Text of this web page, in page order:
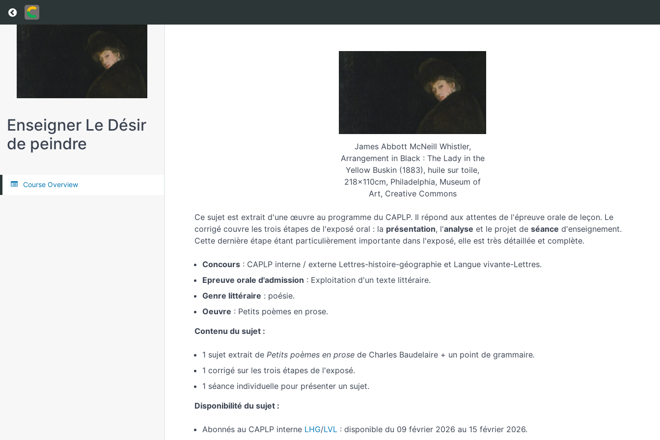
Return to all courses
Enseigner Le Désir
de peindre
Course Overview
James Abbott McNeill Whistler,
Arrangement in Black : The Lady in the
Yellow Buskin (1883), huile sur toile,
218x110cm, Philadelphia, Museum of
Art, Creative Commons
Ce sujet est extrait d'une œuvre au programme du CAPLP. Il répond aux attentes de l'épreuve orale de leçon. Le
corrigé couvre les trois étapes de l'exposé oral : la présentation, l'analyse et le projet de séance d'enseignement.
Cette dernière étape étant particulièrement importante dans l'exposé, elle est très détaillée et complète.
Concours : CAPLP interne / externe Lettres-histoire-géographie et Langue vivante-Lettres.
Epreuve orale d'admission : Exploitation d'un texte littéraire.
Genre littéraire : poésie.
Oeuvre : Petits poèmes en prose.
Contenu du sujet :
1 sujet extrait de Petits poèmes en prose de Charles Baudelaire + un point de grammaire.
1 corrigé sur les trois étapes de l'exposé.
1 séance individuelle pour présenter un sujet.
Disponibilité du sujet :
Abonnés au CAPLP interne LHG/LVL : disponible du 09 février 2026 au 15 février 2026.